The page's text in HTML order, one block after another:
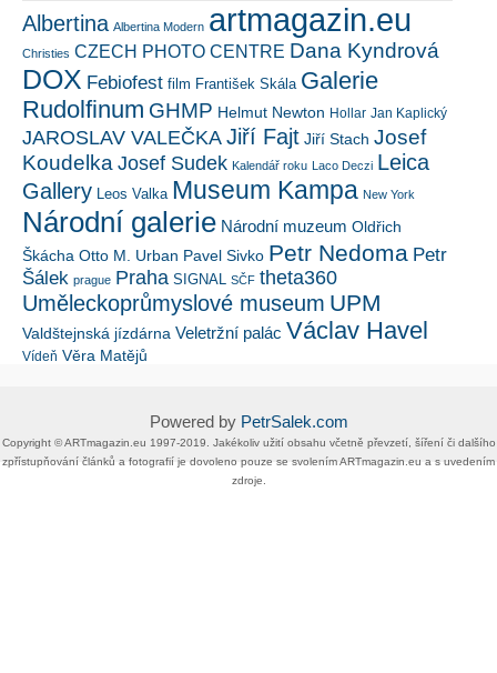
Albertina Albertina Modern artmagazin.eu
Christies CZECH PHOTO CENTRE Dana Kyndrová
DOX Febiofest film František Skála Galerie
Rudolfinum GHMP Helmut Newton Hollar Jan Kaplický
JAROSLAV VALEČKA Jiří Fajt Jiří Stach Josef
Koudelka Josef Sudek Kalendář roku Laco Deczi Leica
Gallery Leos Valka Museum Kampa New York
Národní galerie Národní muzeum Oldřich
Škácha Otto M. Urban Pavel Sivko Petr Nedoma Petr
Šálek prague Praha SIGNAL SČF theta360
Uměleckoprůmyslové museum UPM
Valdštejnská jízdárna Veletržní palác Václav Havel
Vídeň Věra Matějů
Powered by PetrSalek.com
Copyright ©​ ​​ARTmagazin.eu ​1997-2019​.​ Jakékoliv užití obsahu včetně převzetí, šíření či dalšího
zpřístupňování článků a fotografií je dovoleno pouze se svolením ​ARTmagazin.eu​ ​a s uvedením
zdroje.